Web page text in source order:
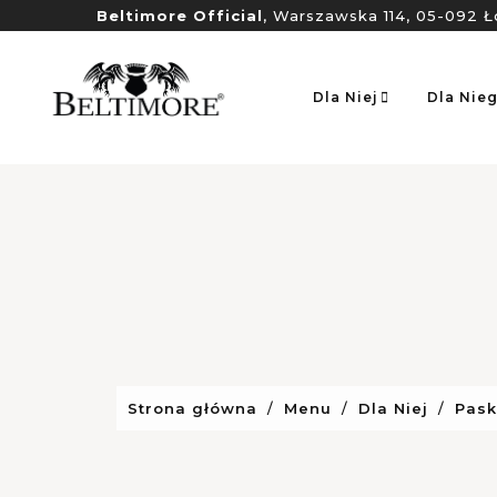
Beltimore Official, Warszawska 114, 05-092
Dla Niej Dla
Strona główna Menu Dla Niej